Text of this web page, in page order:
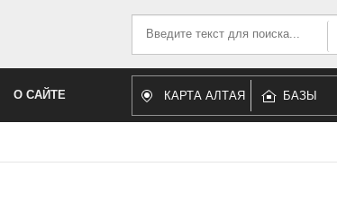
Искать...
О САЙТЕ КАРТА АЛТАЯ БАЗЫ